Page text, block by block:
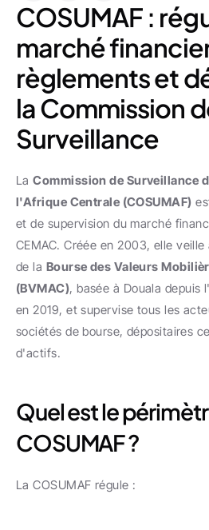
COSUMAF :
marché
règlements et
la Commission
Surveillance
La Commission de Surveillance
l'Afrique Centrale (COSUMAF)
et de supervision du marché
CEMAC. Créée en 2003, elle
de la Bourse des Valeurs
(BVMAC), basée à Douala depuis
en 2019, et supervise tous les
sociétés de bourse, dépositaires
d'actifs.
Quel est le
COSUMAF ?
La COSUMAF régule :